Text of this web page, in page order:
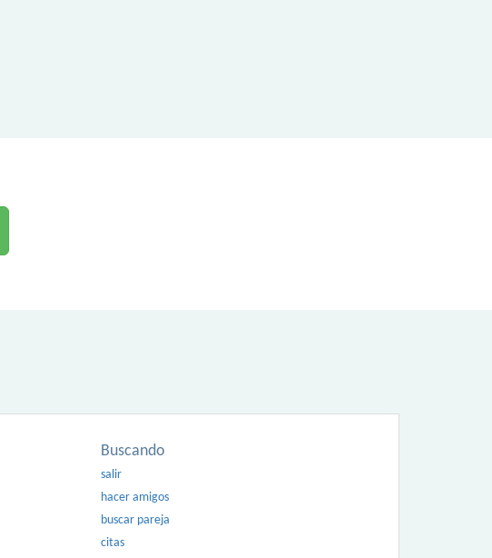
Buscando
salir
hacer amigos
buscar pareja
citas